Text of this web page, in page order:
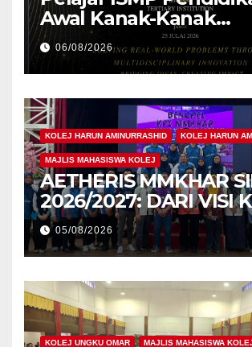
Awal Kanak-Kanak
Cemerlang Raih
Pengiktirafan
di IAM2026
06/08/2026
KOLEJ HARUN AMINURRASHID KOLEJ HARUN
MAJLIS MAHASISWA KOLEJ
AETHERIS MMKHAR
2026/2027: DARI VISI
MEMBINA LEGASI
PEMIMPIN
05/08/2026
KOLEJ UNGKU OMAR MAJLIS MAHASISWA